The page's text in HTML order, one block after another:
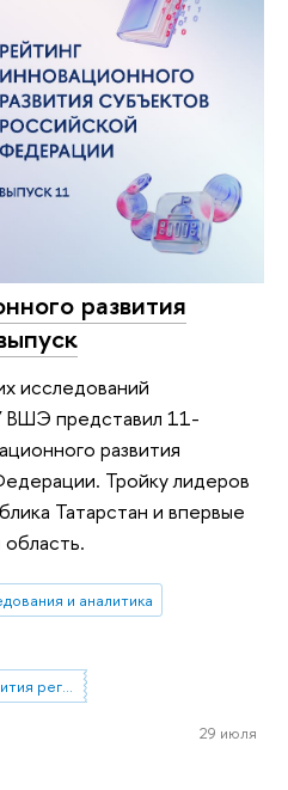
развития
исследований
ВШЭ представил 11-
развития
Тройку лидеров
Татарстан и впервые
и аналитика
Рейтинг инновационного развития регионов
29 июля